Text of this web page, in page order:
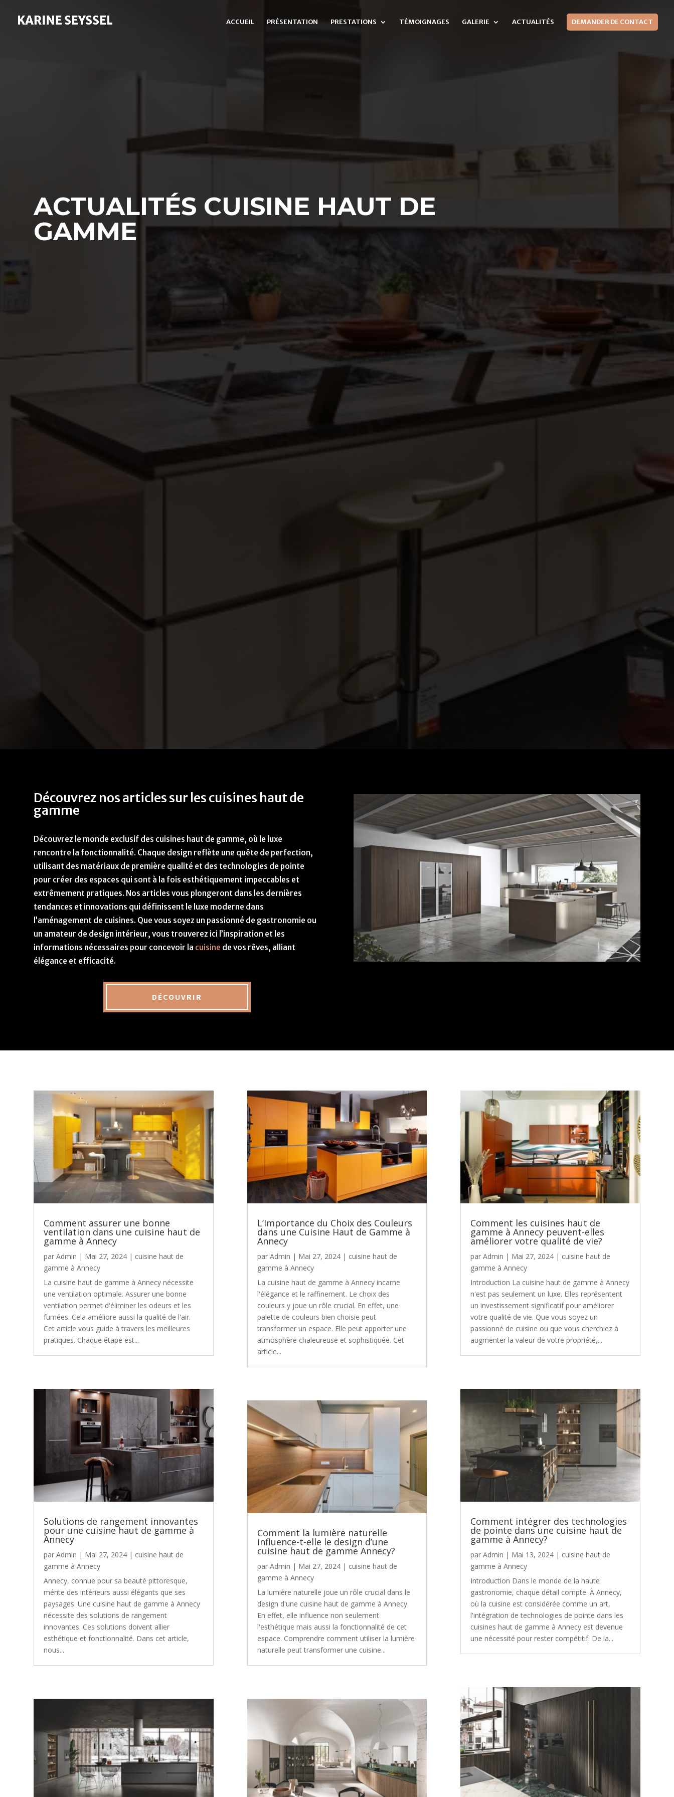
ACCUEIL PRÉSENTATION PRESTATIONS TÉMOIGNAGES GALERIE ACTUALITÉS DEMANDER DE CONTACT
ACTUALITÉS CUISINE HAUT DE
GAMME
Découvrez nos articles sur les cuisines haut de
gamme
Découvrez le monde exclusif des cuisines haut de gamme, où le luxe
rencontre la fonctionnalité. Chaque design reflète une quête de perfection,
utilisant des matériaux de première qualité et des technologies de pointe
pour créer des espaces qui sont à la fois esthétiquement impeccables et
extrêmement pratiques. Nos articles vous plongeront dans les dernières
tendances et innovations qui définissent le luxe moderne dans
l’aménagement de cuisines. Que vous soyez un passionné de gastronomie ou
un amateur de design intérieur, vous trouverez ici l’inspiration et les
informations nécessaires pour concevoir la cuisine de vos rêves, alliant
élégance et efficacité.
DÉCOUVRIR
Comment assurer une bonne
ventilation dans une cuisine haut de
gamme à Annecy
parAdmin | Mai 27, 2024 | cuisine haut de
gamme à Annecy
La cuisine haut de gamme à Annecy nécessite
une ventilation optimale. Assurer une bonne
ventilation permet d'éliminer les odeurs et les
fumées. Cela améliore aussi la qualité de l'air.
Cet article vous guide à travers les meilleures
pratiques. Chaque étape est...
Solutions de rangement innovantes
pour une cuisine haut de gamme à
Annecy
parAdmin | Mai 27, 2024 | cuisine haut de
gamme à Annecy
Annecy, connue pour sa beauté pittoresque,
mérite des intérieurs aussi élégants que ses
paysages. Une cuisine haut de gamme à Annecy
nécessite des solutions de rangement
innovantes. Ces solutions doivent allier
esthétique et fonctionnalité. Dans cet article,
nous...
L’Importance du Choix des Couleurs
dans une Cuisine Haut de Gamme à
Annecy
par Admin | Mai 27, 2024| cuisine haut de
gamme à Annecy
La cuisine haut de gamme à Annecy incarne
l'élégance et le raffinement. Le choix des
couleurs y joue un rôle crucial. En effet, une
palette de couleurs bien choisie peut
transformer un espace. Elle peut apporter une
atmosphère chaleureuse et sophistiquée. Cet
article...
Comment la lumière naturelle
influence-t-elle le design d’une
cuisine haut de gamme Annecy?
par Admin | Mai 27, 2024| cuisine haut de
gamme à Annecy
La lumière naturelle joue un rôle crucial dans le
design d'une cuisine haut de gamme à Annecy.
En effet, elle influence non seulement
l'esthétique mais aussi la fonctionnalité de cet
espace. Comprendre comment utiliser la lumière
naturelle peut transformer une cuisine...
Comment les cuisines haut de
gamme à Annecy peuvent-elles
améliorer votre qualité de vie?
par Admin | Mai 27, 2024| cuisine haut de
gamme à Annecy
Introduction La cuisine haut de gamme à Annecy
n'est pas seulement un luxe. Elles représentent
un investissement significatif pour améliorer
votre qualité de vie. Que vous soyez un
passionné de cuisine ou que vous cherchiez à
augmenter la valeur de votre propriété,...
Comment intégrer des technologies
de pointe dans une cuisine haut de
gamme à Annecy?
par Admin | Mai 13, 2024| cuisine haut de
gamme à Annecy
Introduction Dans le monde de la haute
gastronomie, chaque détail compte. À Annecy,
où la cuisine est considérée comme un art,
l'intégration de technologies de pointe dans les
cuisines haut de gamme à Annecy est devenue
une nécessité pour rester compétitif. De la...